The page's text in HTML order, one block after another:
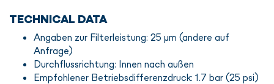
TECHNICAL DATA
Angaben zur Filterleistung: 25 μm (andere auf
Anfrage)
Durchflussrichtung: Innen nach außen
Empfohlener Betriebsdifferenzdruck: 1.7 bar (25 psi)